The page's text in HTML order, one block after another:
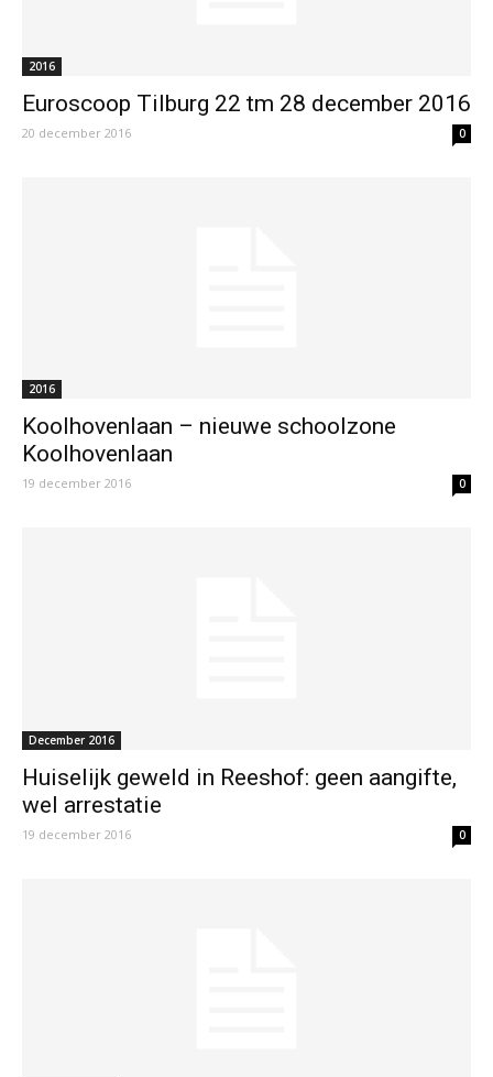
2016
Euroscoop Tilburg 22 tm 28 december 2016
20 december 2016 0
2016
Koolhovenlaan – nieuwe schoolzone
Koolhovenlaan
19 december 2016 0
December 2016
Huiselijk geweld in Reeshof: geen aangifte,
wel arrestatie
19 december 2016 0